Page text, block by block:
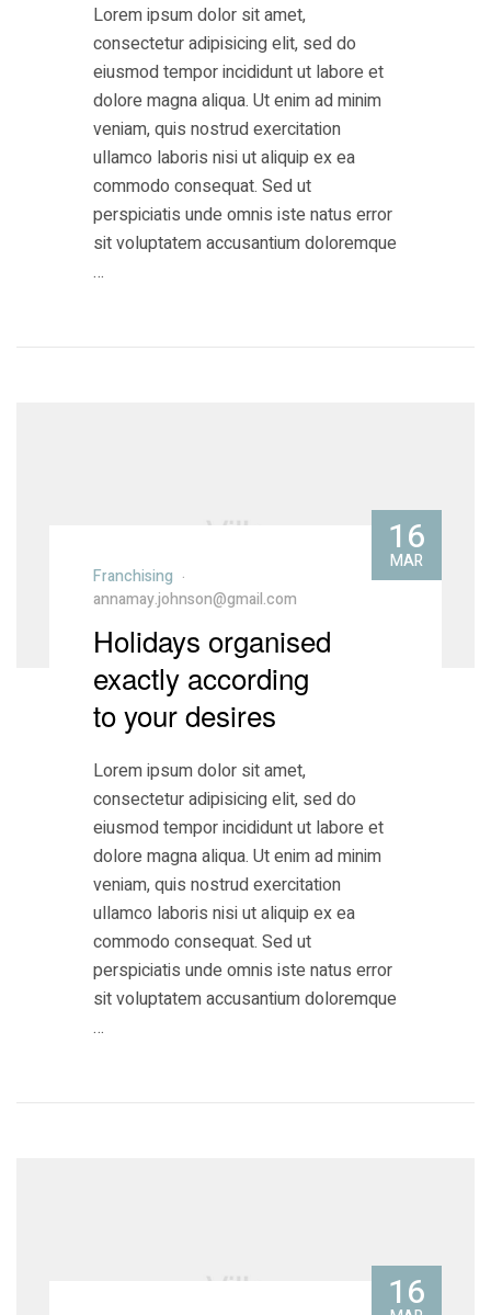
Lorem ipsum dolor sit amet,
consectetur adipisicing elit, sed do
eiusmod tempor incididunt ut labore et
dolore magna aliqua. Ut enim ad minim
veniam, quis nostrud exercitation
ullamco laboris nisi ut aliquip ex ea
commodo consequat. Sed ut
perspiciatis unde omnis iste natus error
sit voluptatem accusantium doloremque
…
16
MAR
Franchising
annamay.johnson@gmail.com
Holidays organised
exactly according
to your desires
Lorem ipsum dolor sit amet,
consectetur adipisicing elit, sed do
eiusmod tempor incididunt ut labore et
dolore magna aliqua. Ut enim ad minim
veniam, quis nostrud exercitation
ullamco laboris nisi ut aliquip ex ea
commodo consequat. Sed ut
perspiciatis unde omnis iste natus error
sit voluptatem accusantium doloremque
…
16